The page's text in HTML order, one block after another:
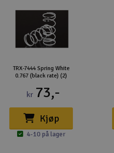
TRX-7444 Spring White
0.767 (black rate) (2)
kr 73,-
Kjøp
4-10 på lager